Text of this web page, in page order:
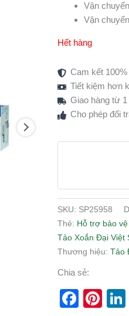
Vận
Vận
Hết hàng
Cam kết
Tiết kiệm hơn
Giao hàng từ
Cho phép đổi
SKU: SP25958
Thẻ: Hỗ trợ bảo
Tảo Xoắn Đại Việt
Thương hiệu: Tảo
Chia sẻ: